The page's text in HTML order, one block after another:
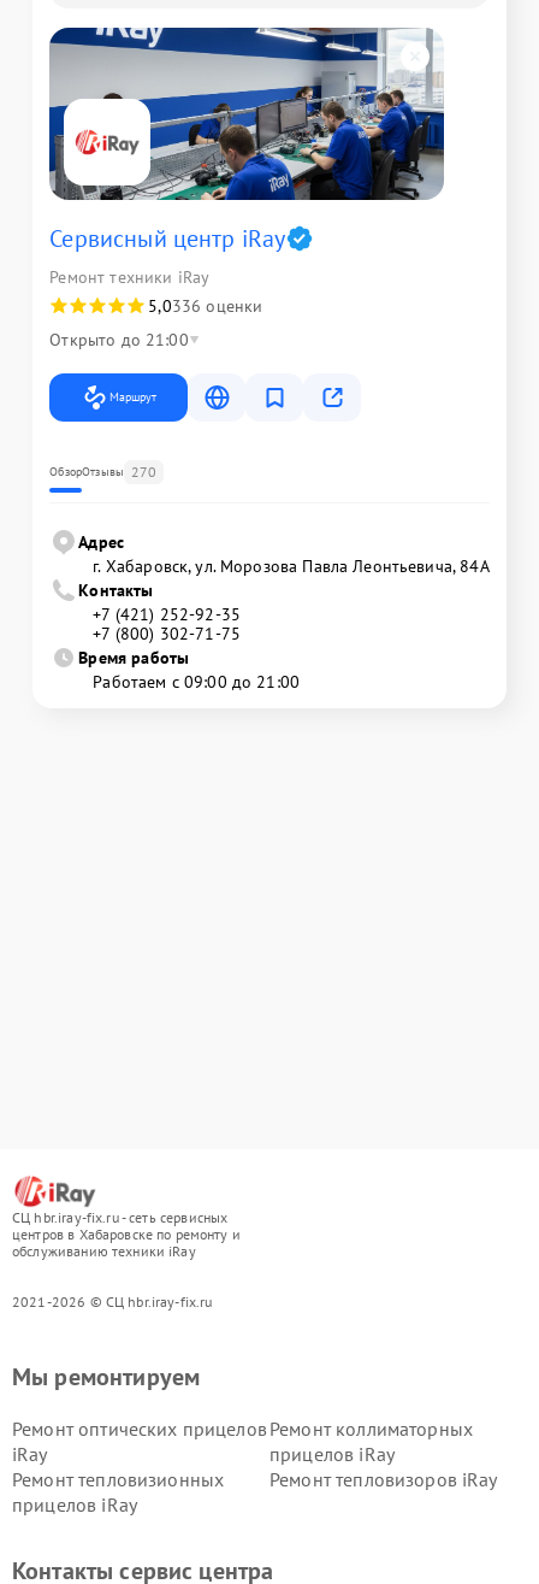
Сервисный центр iRay
Ремонт техники iRay
5,0336 оценки
Открыто до 21:00
Маршрут
ОбзорОтзывы 270
Адрес
г. Хабаровск, ул. Морозова Павла Леонтьевича, 84А
Контакты
+7 (421) 252-92-35
+7 (800) 302-71-75
Время работы
Работаем с 09:00 до 21:00
СЦ hbr.iray-fix.ru - сеть сервисных
центров в Хабаровске по ремонту и
обслуживанию техники iRay
2021-2026 © СЦ hbr.iray-fix.ru
Мы ремонтируем
Ремонт оптических прицелов
iRay
Ремонт коллиматорных
прицелов iRay
Ремонт тепловизионных
прицелов iRay
Ремонт тепловизоров iRay
Контакты сервис центра